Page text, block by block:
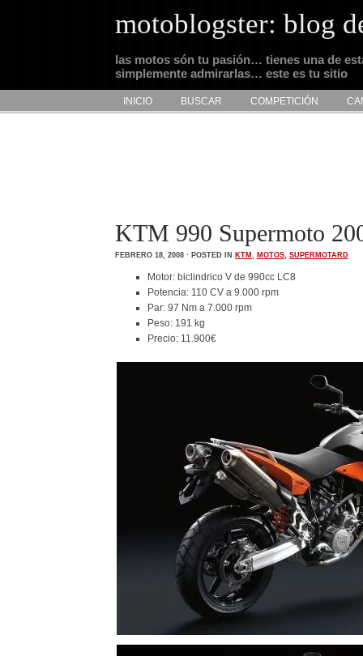
motoblogster: blog
las motos són tu pasión… tienes una de
simplemente admirarlas… este es tu sitio
INICIO BUSCAR COMPETICIÓN
KTM 990 Supermoto
FEBRERO 18, 2008 · POSTED IN KTM , MOTOS, SUPERMOTARD
Motor: biclindrico V de 990cc LC8
Potencia: 110 CV a 9.000 rpm
Par: 97 Nm a 7.000 rpm
Peso: 191 kg
Precio: 11.900€